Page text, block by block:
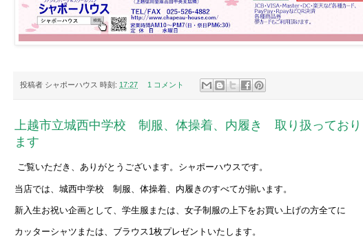
投稿者 シャポーハウス 時刻: 17:27 1 コメント
上越市立城西中学校 制服、体操着、内履き 取り扱っており
ます
ご覧いただき、ありがとうございます。シャポーハウスです。
当店では、城西中学校 制服、体操着、内履きのすべてが揃います。
新入生お祝い企画として、学生服または、女子制服の上下をお買い上げの方全てに
カッターシャツまたは、ブラウス1枚プレゼントいたします。